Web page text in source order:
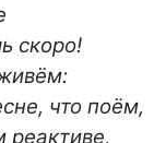
скоро!
что поём,
реактиве,